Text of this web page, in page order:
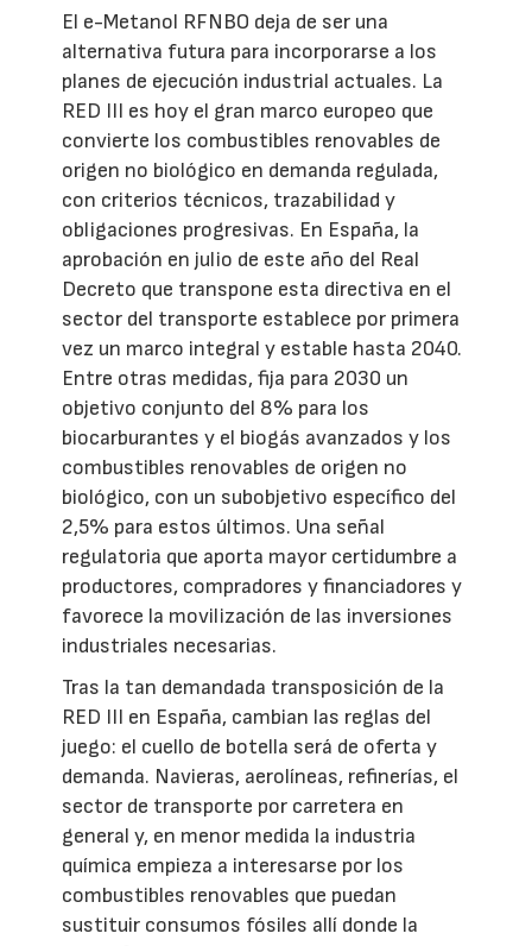
El e-Metanol RFNBO deja de ser una
alternativa futura para incorporarse a los
planes de ejecución industrial actuales. La
RED III es hoy el gran marco europeo que
convierte los combustibles renovables de
origen no biológico en demanda regulada,
con criterios técnicos, trazabilidad y
obligaciones progresivas. En España, la
aprobación en julio de este año del Real
Decreto que transpone esta directiva en el
sector del transporte establece por primera
vez un marco integral y estable hasta 2040.
Entre otras medidas, fija para 2030 un
objetivo conjunto del 8% para los
biocarburantes y el biogás avanzados y los
combustibles renovables de origen no
biológico, con un subobjetivo específico del
2,5% para estos últimos. Una señal
regulatoria que aporta mayor certidumbre a
productores, compradores y financiadores y
favorece la movilización de las inversiones
industriales necesarias.
Tras la tan demandada transposición de la
RED III en España, cambian las reglas del
juego: el cuello de botella será de oferta y
demanda. Navieras, aerolíneas, refinerías, el
sector de transporte por carretera en
general y, en menor medida la industria
química empieza a interesarse por los
combustibles renovables que puedan
sustituir consumos fósiles allí donde la